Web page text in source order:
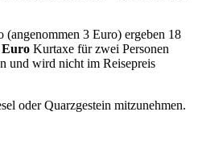
3 Euro) ergeben 18
Euro Kurtaxe für zwei Personen
und wird nicht im Reisepreis
oder Quarzgestein mitzunehmen.